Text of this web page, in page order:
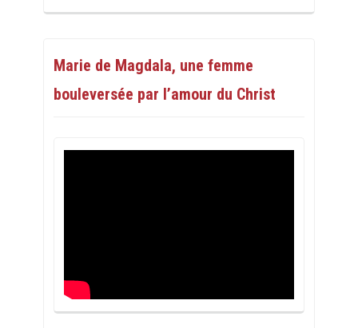
Marie de Magdala, une femme
bouleversée par l’amour du Christ